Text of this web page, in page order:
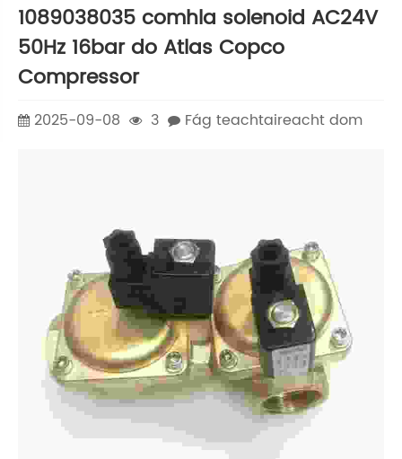
1089038035 comhla solenoid AC24V
50Hz 16bar do Atlas Copco
Compressor
2025-09-08 3 Fág teachtaireacht dom